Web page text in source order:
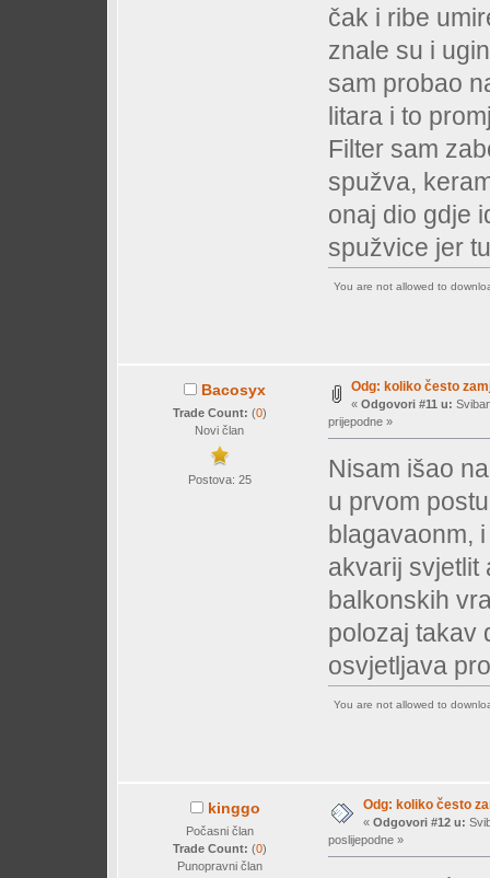
čak i ribe
znale su i
sam probao
litara i to
Filter sam
spužva,
onaj dio gdje
spužvice jer
You are not allowed to
Bacosyx
Trade Count: (0)
Novi član
Postova: 25
Odg: koliko često
« Odgovori #11 u:
prijepodne »
Nisam išao
u prvom
blagavaonm,
akvarij svjetlit
balkonskih
polozaj takav
osvjetljava
You are not allowed to
kinggo
Počasni član
Trade Count: (0)
Punopravni član
Odg: koliko često
« Odgovori #12 u:
poslijepodne »